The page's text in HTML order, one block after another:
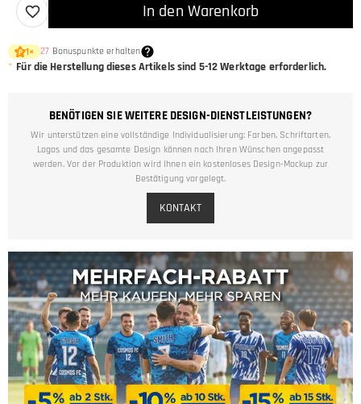
In den Warenkorb
1× 27 Bonuspunkte erhalten
* Für die Herstellung dieses Artikels sind 5-12Werktage erforderlich.
BENÖTIGEN SIE WEITERE DESIGN-DIENSTLEISTUNGEN?
Wir unterstützen eine vollständige Individualisierung: Farben, Schriftarten,
Logos und das gesamte Design können nach Ihren Wünschen angepasst
werden. Vor der Produktion wird Ihnen ein kostenloses Design-Mockup zur
Bestätigung vorgelegt.
KONTAKT